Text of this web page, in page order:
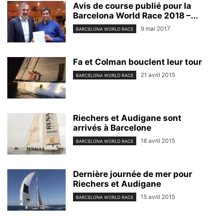
Avis de course publié pour la
Barcelona World Race 2018 –...
BARCELONA WORLD RACE 9 mai 2017
Fa et Colman bouclent leur tour
BARCELONA WORLD RACE 21 avril 2015
Riechers et Audigane sont
arrivés à Barcelone
BARCELONA WORLD RACE 16 avril 2015
Dernière journée de mer pour
Riechers et Audigane
BARCELONA WORLD RACE 15 avril 2015